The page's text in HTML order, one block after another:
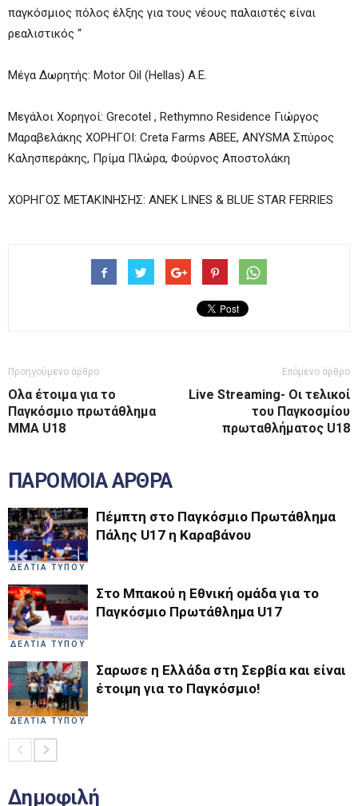
παγκόσμιος πόλος έλξης για τους νέους παλαιστές είναι
ρεαλιστικός “
Μέγα Δωρητής: Motor Oil (Hellas) A.E.
Μεγάλοι Χορηγοί: Grecotel , Rethymno Residence Γιώργος
Μαραβελάκης ΧΟΡΗΓΟΙ: Creta Farms ABEE, ANYSMA Σπύρος
Καλησπεράκης, Πρίμα Πλώρα, Φούρνος Αποστολάκη
ΧΟΡΗΓΟΣ ΜΕΤΑΚΙΝΗΣΗΣ: ANEK LINES & BLUE STAR FERRIES
Προηγούμενο άρθρο
Ολα έτοιμα για το
Παγκόσμιο πρωτάθλημα
ΜΜΑ U18
Επόμενο άρθρο
Live Streaming- Οι τελικοί
του Παγκοσμίου
πρωταθλήματος U18
ΠΑΡΟΜΟΙΑ ΑΡΘΡΑ
ΔΕΛΤΙΑ ΤΥΠΟΥ
Πέμπτη στο Παγκόσμιο Πρωτάθλημα
Πάλης U17 η Καραβάνου
ΔΕΛΤΙΑ ΤΥΠΟΥ
Στο Μπακού η Εθνική ομάδα για το
Παγκόσμιο Πρωτάθλημα U17
ΔΕΛΤΙΑ ΤΥΠΟΥ
Σαρωσε η Ελλάδα στη Σερβία και είναι
έτοιμη για το Παγκόσμιο!
Δημοφιλή